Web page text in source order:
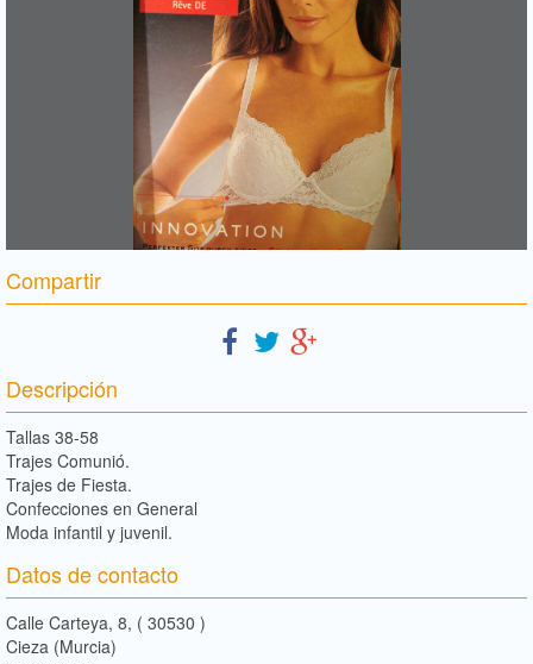
Compartir
Descripción
Tallas 38-58
Trajes Comunió.
Trajes de Fiesta.
Confecciones en General
Moda infantil y juvenil.
Datos de contacto
Calle Carteya, 8, ( 30530 )
Cieza (Murcia)